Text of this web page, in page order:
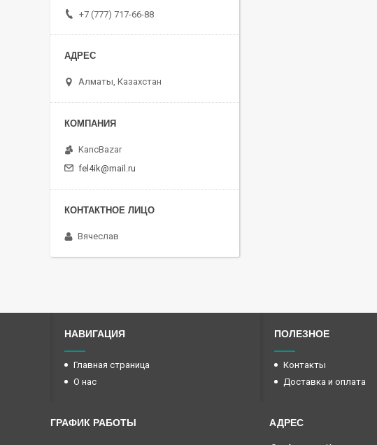
+7 (777) 717-66-88
Алматы, Казахстан
KancBazar
fel4ik@mail.ru
Вячеслав
НАВИГАЦИЯ
Главная страница
О нас
ПОЛЕЗНОЕ
Контакты
Доставка и оплата
ГРАФИК РАБОТЫ